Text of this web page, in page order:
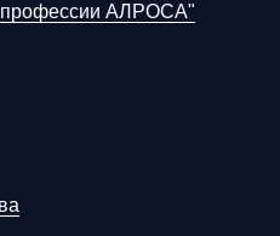
профессии АЛРОСА"